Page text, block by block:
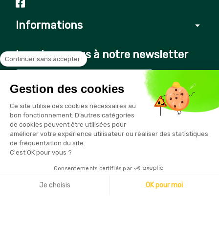
Informations arrow_drop_down
Inscrivez-vous à notre newsletter
Vous pouvez vous désinscrire à tout moment en cliquant sur le
lien présent dans nos emails
Copyright © 2026 - Sécurama
Continuer sans accepter
Gestion des cookies
Ce site utilise des cookies nécessaires au
bon fonctionnement. D’autres catégories
de cookies peuvent être utilisées pour
améliorer votre expérience utilisateur ou réaliser des statistiques
de fréquentation du site.
C'est OK pour vous ?
Consentements certifiés par
Je choisis OK pour moi